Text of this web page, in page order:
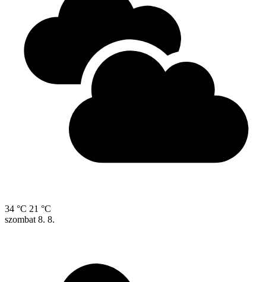
34 °C 21 °C
szombat 8. 8.